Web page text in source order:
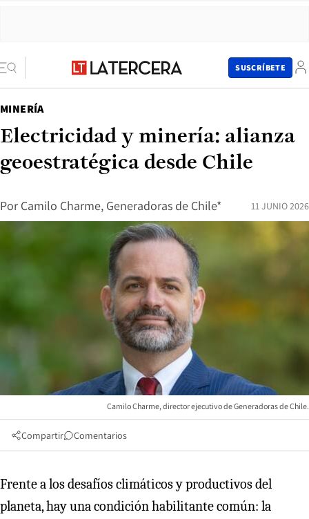
SUSCRÍBETE
MINERÍA
Electricidad y minería: alianza
geoestratégica desde Chile
Por Camilo Charme, Generadoras de Chile* 11 JUNIO 2026
Camilo Charme, director ejecutivo de Generadoras de Chile.
Compartir Comentarios
Frente a los desafíos climáticos y productivos del
planeta, hay una condición habilitante común: la